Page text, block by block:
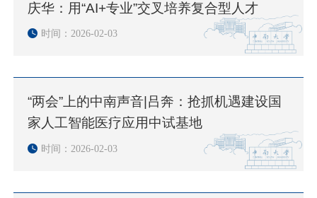
庆华：用“AI+专业”交叉培养复合型人才
时间：2026-02-03
“两会”上的中南声音|吕奔：抢抓机遇建设国
家人工智能医疗应用中试基地
时间：2026-02-03